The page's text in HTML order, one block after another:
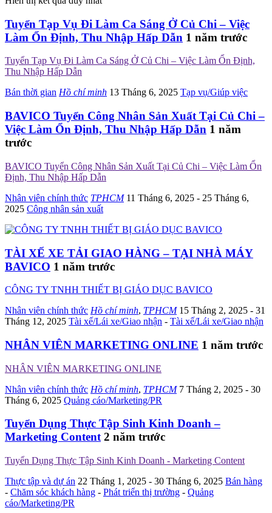
Tuyển Tạp Vụ Đi Làm Ca Sáng Ở Củ Chi – Việc
Làm Ổn Định, Thu Nhập Hấp Dẫn 1 năm trước
Tuyển Tạp Vụ Đi Làm Ca Sáng Ở Củ Chi – Việc Làm Ổn Định,
Thu Nhập Hấp Dẫn
Bán thời gian Hồ chí minh 13 Tháng 6, 2025 Tạp vụ/Giúp việc
BAVICO Tuyển Công Nhân Sản Xuất Tại Củ Chi –
Việc Làm Ổn Định, Thu Nhập Hấp Dẫn 1 năm
trước
BAVICO Tuyển Công Nhân Sản Xuất Tại Củ Chi – Việc Làm Ổn
Định, Thu Nhập Hấp Dẫn
Nhân viên chính thức TPHCM 11 Tháng 6, 2025 - 25 Tháng 6,
2025 Công nhân sản xuất
TÀI XẾ XE TẢI GIAO HÀNG – TẠI NHÀ MÁY
BAVICO 1 năm trước
CÔNG TY TNHH THIẾT BỊ GIÁO DỤC BAVICO
Nhân viên chính thức Hồ chí minh, TPHCM 15 Tháng 2, 2025 - 31
Tháng 12, 2025 Tài xế/Lái xe/Giao nhận - Tài xế/Lái xe/Giao nhận
NHÂN VIÊN MARKETING ONLINE 1 năm trước
NHÂN VIÊN MARKETING ONLINE
Nhân viên chính thức Hồ chí minh, TPHCM 7 Tháng 2, 2025 - 30
Tháng 6, 2025 Quảng cáo/Marketing/PR
Tuyển Dụng Thực Tập Sinh Kinh Doanh –
Marketing Content 2 năm trước
Tuyển Dụng Thực Tập Sinh Kinh Doanh - Marketing Content
Thực tập và dự án 22 Tháng 1, 2025 - 30 Tháng 6, 2025 Bán hàng
- Chăm sóc khách hàng - Phát triển thị trường - Quảng
cáo/Marketing/PR